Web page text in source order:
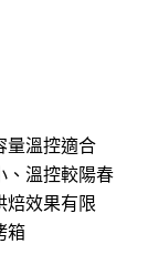
量溫控適合
、溫控較陽春
焙效果有限
箱